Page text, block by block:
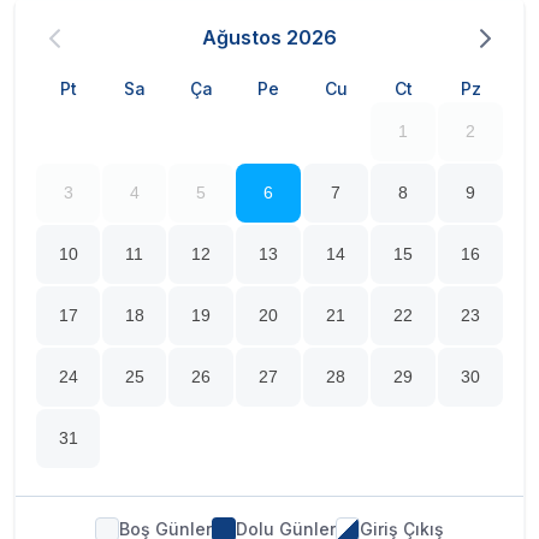
Muğla - Seydikemer / Döğer Mahallesi
Tlos Antik Kenti veSaklıkent Kanyonu
'na sadece 10-15
🛏 4 Yatak Odası + 1 Salon (Modern ve tam donanımlı)
❄️ Klima, Wi-Fi, tam donanımlı mutfak
Ağustos 2026
Pt Sa Ça Pe Cu Ct Pz
1 2
3 4 5 6 7 8 9
10 11 12 13 14 15 16
17 18 19 20 21 22 23
24 25 26 27 28 29 30
31
Boş Günler Dolu Günler Giriş Çıkış